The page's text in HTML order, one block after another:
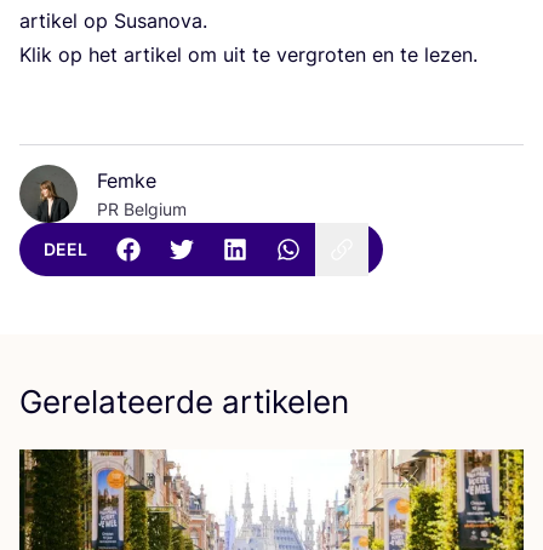
arti­kel op Susanova.
Klik op het arti­kel om uit te ver­gro­ten en te lezen.
Femke
PR Belgium
DEEL
Gerelateerde artikelen